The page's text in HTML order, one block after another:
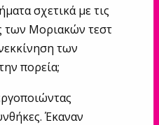
σχετικά με τις
των Μοριακών τεστ
των
πορεία;
Έκαναν